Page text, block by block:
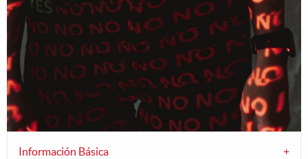
Información Básica